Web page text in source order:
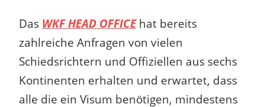
Das WKF HEAD OFFICEhat bereits
zahlreiche Anfragen von vielen
Schiedsrichtern und Offiziellen aus sechs
Kontinenten erhalten und erwartet, dass
alle die ein Visum benötigen, mindestens